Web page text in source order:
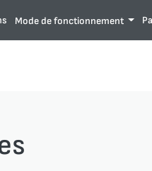
Mode de fonctionnement